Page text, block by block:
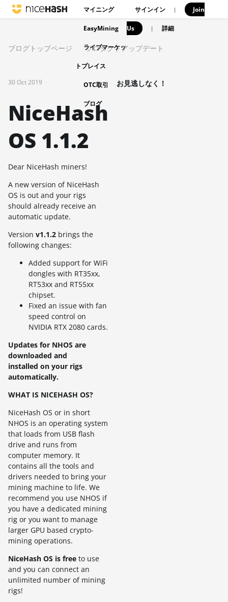
マイニング
EasyMining
ライブマーケッ
トプレイス
OTC取引
ブログ
サインイン | Join
Us | 詳細
ブログトップページ プロダクトアップデート
30 Oct 2019
NiceHash
OS 1.1.2
Dear NiceHash miners!
A new version of NiceHash
OS is out and your rigs
should already receive an
automatic update.
Version v1.1.2 brings the
following changes:
Added support for WiFi
dongles with RT35xx,
RT53xx and RT55xx
chipset.
Fixed an issue with fan
speed control on
NVIDIA RTX 2080 cards.
Updates for NHOS are
downloaded and
installed on your rigs
automatically.
WHAT IS NICEHASH OS?
NiceHash OS or in short
NHOS is an operating system
that loads from USB flash
drive and runs from
computer memory. It
contains all the tools and
drivers needed to bring your
mining machine to life. We
recommend you use NHOS if
you have a dedicated mining
rig or you want to manage
larger GPU based crypto-
mining operations.
NiceHash OS is free to use
and you can connect an
unlimited number of mining
rigs!
お見逃しなく！